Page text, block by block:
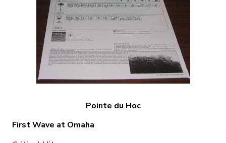
Pointe du Hoc
First Wave at Omaha